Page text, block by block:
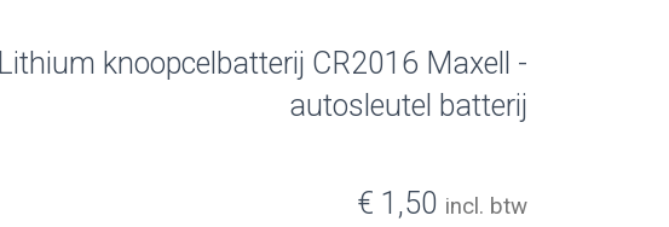
Lithium knoopcelbatterij CR2016 Maxell -
autosleutel batterij
€ 1,50 incl. btw